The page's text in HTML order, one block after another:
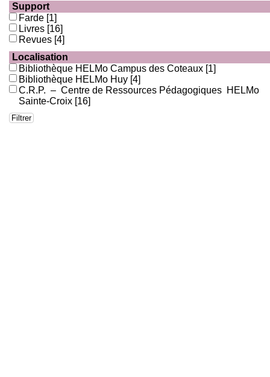
Support
Farde [1]
Livres [16]
Revues [4]
Localisation
Bibliothèque HELMo Campus des Coteaux [1]
Bibliothèque HELMo Huy [4]
C.R.P. – Centre de Ressources Pédagogiques HELMo
Sainte-Croix [16]